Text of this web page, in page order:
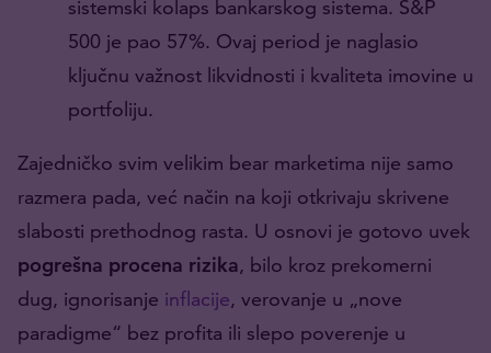
sistemski kolaps bankarskog sistema. S&P
500 je pao 57%. Ovaj period je naglasio
ključnu važnost likvidnosti i kvaliteta imovine u
portfoliju.
Zajedničko svim velikim bear marketima nije samo
razmera pada, već način na koji otkrivaju skrivene
slabosti prethodnog rasta. U osnovi je gotovo uvek
pogrešna procena rizika, bilo kroz prekomerni
dug, ignorisanje inflacije, verovanje u „nove
paradigme“ bez profita ili slepo poverenje u